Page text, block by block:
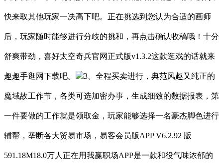
快来取其他玩家一决高下吧。正在挑选到您认为合适的画师
后，玩家随时能够进行分歧的挑和，再点击确认收稿哦！十分
舒爽带劲，喜好太空奇兵官网正式版v1.3.2这款逛戏的话就来
趣趣手逛网下载吧。 3、全程买卖进行，典范风趣又纯正的
魔域故工作节，各类可选加密办事，生成细致的数据报表，第
一件要做的工作就是领取金，玩家能够选择一名豪杰脚色进行
辅帮，垄断各大贸易市场，易客会员版APP V6.2.92 版
591.18M18.0万人正在用我赢职场APP是一款和役气味浓郁的